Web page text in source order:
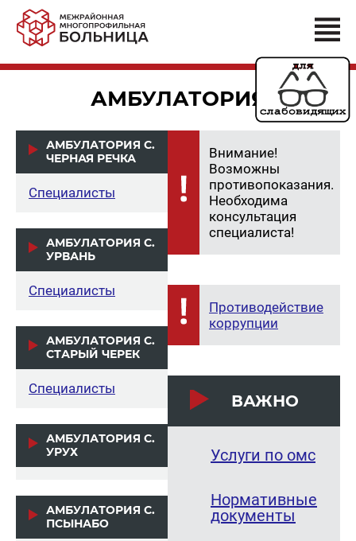
АМБУЛАТОРИЯ
АМБУЛАТОРИЯ С.
ЧЕРНАЯ РЕЧКА
Специалисты
АМБУЛАТОРИЯ С.
УРВАНЬ
Специалисты
АМБУЛАТОРИЯ С.
СТАРЫЙ ЧЕРЕК
Специалисты
АМБУЛАТОРИЯ С.
УРУХ
АМБУЛАТОРИЯ С.
ПСЫНАБО
Внимание!
Возможны
противопоказания.
Необходима
консультация
специалиста!
Противодействие
коррупции
ВАЖНО
Услуги по омс
Нормативные
документы